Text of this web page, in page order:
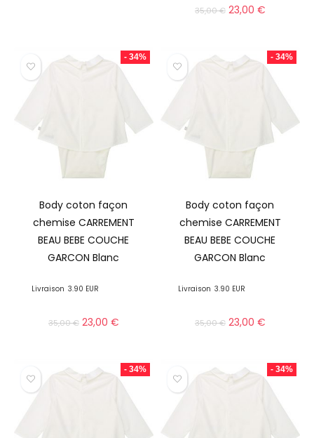
35,00€ 23,00 €
- 34%
Body coton façon
chemise CARREMENT
BEAU BEBE COUCHE
GARCON Blanc
Livraison 3.90 EUR
35,00€ 23,00 €
- 34%
Body coton façon
chemise CARREMENT
BEAU BEBE COUCHE
GARCON Blanc
Livraison 3.90 EUR
35,00€ 23,00 €
- 34% - 34%